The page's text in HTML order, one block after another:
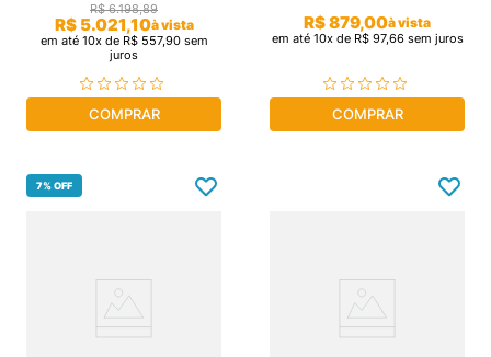
R$ 6.198,89
R$ 5.021,10à vista
em até 10x de R$ 557,90sem
juros
COMPRAR
R$879,00à vista
em até 10x de R$ 97,66sem juros
COMPRAR
7%OFF